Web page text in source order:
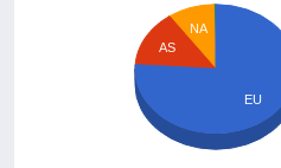
NA
AS
EU